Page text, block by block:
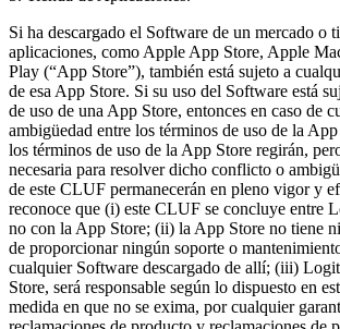
Si ha descargado el Software de un mercado o
aplicaciones, como Apple App Store, Apple
Play (“App Store”), también está sujeto a
de esa App Store. Si su uso del Software está
de uso de una App Store, entonces en caso de
ambigüedad entre los términos de uso de la
los términos de uso de la App Store regirán,
necesaria para resolver dicho conflicto o
de este CLUF permanecerán en pleno vigor y
reconoce que (i) este CLUF se concluye entre
no con la App Store; (ii) la App Store no tiene
de proporcionar ningún soporte o
cualquier Software descargado de allí; (iii)
Store, será responsable según lo dispuesto en
medida en que no se exima, por cualquier